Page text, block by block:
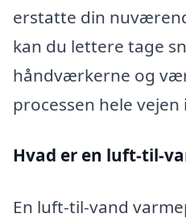
erstatte din
kan du lettere tage
håndværkerne og
processen hele vejen
Hvad er en luft-til-
En luft-til-vand